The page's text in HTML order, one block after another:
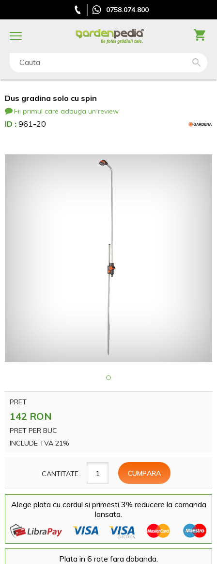
0758.074.800
Cauta
Dus gradina solo cu spin
Fii primul care adauga un review
ID : 961-20
PRET
142 RON
PRET PER BUC
INCLUDE TVA 21%
CANTITATE:
Alege plata cu cardul si primesti 3% reducere la comanda
lansata.
Plata in 6 rate fara dobanda.